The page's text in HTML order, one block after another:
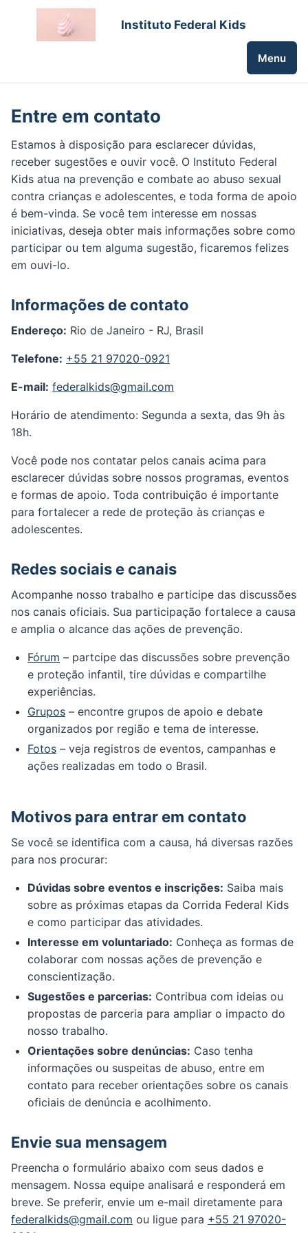
Instituto Federal Kids
Menu
Entre em contato
Estamos à disposição para esclarecer dúvidas,
receber sugestões e ouvir você. O Instituto Federal
Kids atua na prevenção e combate ao abuso sexual
contra crianças e adolescentes, e toda forma de apoio
é bem-vinda. Se você tem interesse em nossas
iniciativas, deseja obter mais informações sobre como
participar ou tem alguma sugestão, ficaremos felizes
em ouvi-lo.
Informações de contato
Endereço: Rio de Janeiro - RJ, Brasil
Telefone: +55 21 97020-0921
E-mail: federalkids@gmail.com
Horário de atendimento: Segunda a sexta, das 9h às
18h.
Você pode nos contatar pelos canais acima para
esclarecer dúvidas sobre nossos programas, eventos
e formas de apoio. Toda contribuição é importante
para fortalecer a rede de proteção às crianças e
adolescentes.
Redes sociais e canais
Acompanhe nosso trabalho e participe das discussões
nos canais oficiais. Sua participação fortalece a causa
e amplia o alcance das ações de prevenção.
Fórum – partcipe das discussões sobre prevenção
e proteção infantil, tire dúvidas e compartilhe
experiências.
Grupos – encontre grupos de apoio e debate
organizados por região e tema de interesse.
Fotos – veja registros de eventos, campanhas e
ações realizadas em todo o Brasil.
Motivos para entrar em contato
Se você se identifica com a causa, há diversas razões
para nos procurar:
Dúvidas sobre eventos e inscrições: Saiba mais
sobre as próximas etapas da Corrida Federal Kids
e como participar das atividades.
Interesse em voluntariado: Conheça as formas de
colaborar com nossas ações de prevenção e
conscientização.
Sugestões e parcerias: Contribua com ideias ou
propostas de parceria para ampliar o impacto do
nosso trabalho.
Orientações sobre denúncias: Caso tenha
informações ou suspeitas de abuso, entre em
contato para receber orientações sobre os canais
oficiais de denúncia e acolhimento.
Envie sua mensagem
Preencha o formulário abaixo com seus dados e
mensagem. Nossa equipe analisará e responderá em
breve. Se preferir, envie um e-mail diretamente para
federalkids@gmail.com ou ligue para +55 21 97020-